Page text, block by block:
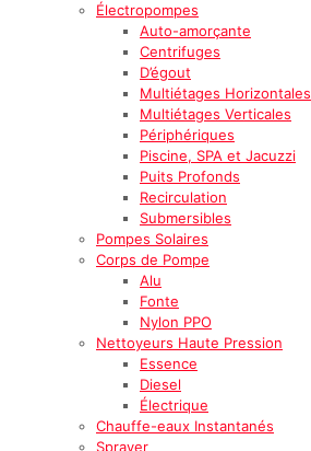
Électropompes
Auto-amorçante
Centrifuges
D’égout
Multiétages Horizontales
Multiétages Verticales
Périphériques
Piscine, SPA et Jacuzzi
Puits Profonds
Recirculation
Submersibles
Pompes Solaires
Corps de Pompe
Alu
Fonte
Nylon PPO
Nettoyeurs Haute Pression
Essence
Diesel
Électrique
Chauffe-eaux Instantanés
Sprayer